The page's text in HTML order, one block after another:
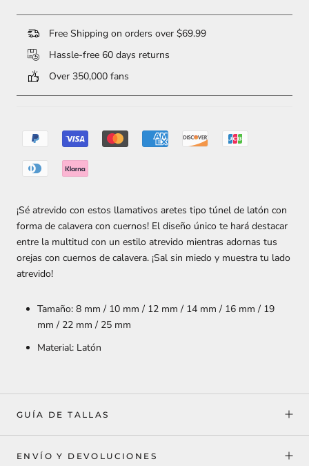
Free Shipping on orders over $69.99
Hassle-free 60 days returns
Over 350,000 fans
¡Sé atrevido con estos llamativos aretes tipo túnel de latón con
forma de calavera con cuernos! El diseño único te hará destacar
entre la multitud con un estilo atrevido mientras adornas tus
orejas con cuernos de calavera. ¡Sal sin miedo y muestra tu lado
atrevido!
Tamaño: 8 mm / 10 mm / 12 mm / 14 mm / 16 mm / 19
mm / 22 mm / 25 mm
Material: Latón
GUÍA DE TALLAS
ENVÍO Y DEVOLUCIONES